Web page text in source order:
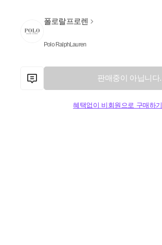
폴로랄프로렌
Polo RalphLauren
판매중이 아닙니다.
혜택없이 비회원으로 구매하기